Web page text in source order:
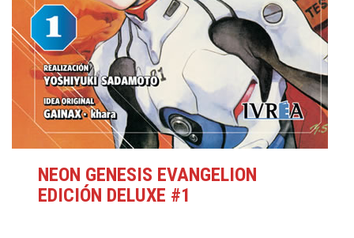
NEON GENESIS EVANGELION
EDICIÓN DELUXE #1